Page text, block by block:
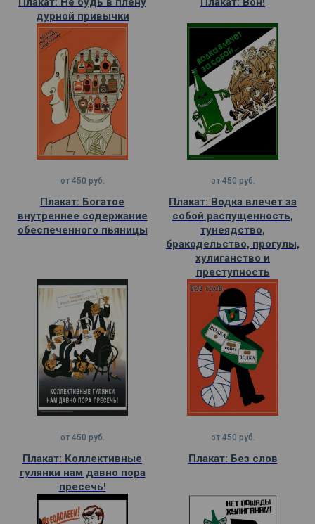
дурной привычки
от 450 руб.
Плакат: Богатое
внутреннее содержание
обеспеченного пьяницы
от 450 руб.
Плакат: Водка влечет за
собой распущенность,
тунеядство,
бракодельство, прогулы,
хулиганство и
преступность
от 450 руб.
Плакат: Коллективные
гулянки нам давно пора
пресечь!
от 450 руб.
Плакат: Без слов